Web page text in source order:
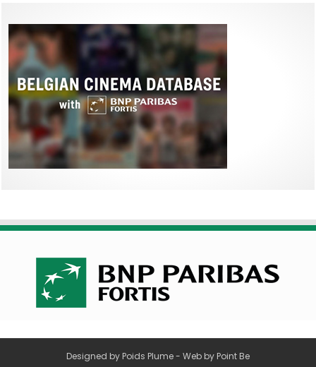
Designed by Poids Plume- Web by Point Be